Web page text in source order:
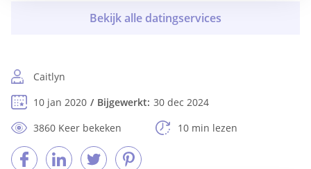
Caitlyn
10 jan 2020
Bijgewerkt: 30 dec 2024
3860 Keer bekeken
10 min lezen